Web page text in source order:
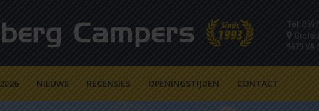
Tel:
9679 VA
NIEUWS RECENSIES OPENINGSTIJDEN CONTACT